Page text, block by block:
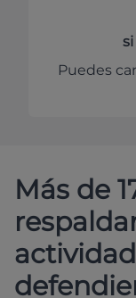
Puedes
Más de